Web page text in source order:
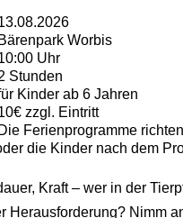
Bärenpark Worbis
Uhr
Stunden
Kinder ab 6 Jahren
zzgl. Eintritt
Die Ferienprogramme
die Kinder nach dem
Kraft – wer in der
Herausforderung? Nimm